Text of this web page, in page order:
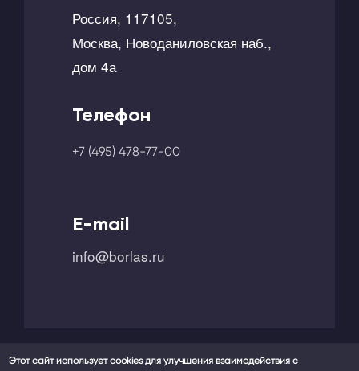
Россия, 117105,
Москва, Новоданиловская наб.,
дом 4а
Телефон
+7 (495) 478-77-00
E-mail
info@borlas.ru
Этот сайт использует cookies для улучшения взаимодействия с